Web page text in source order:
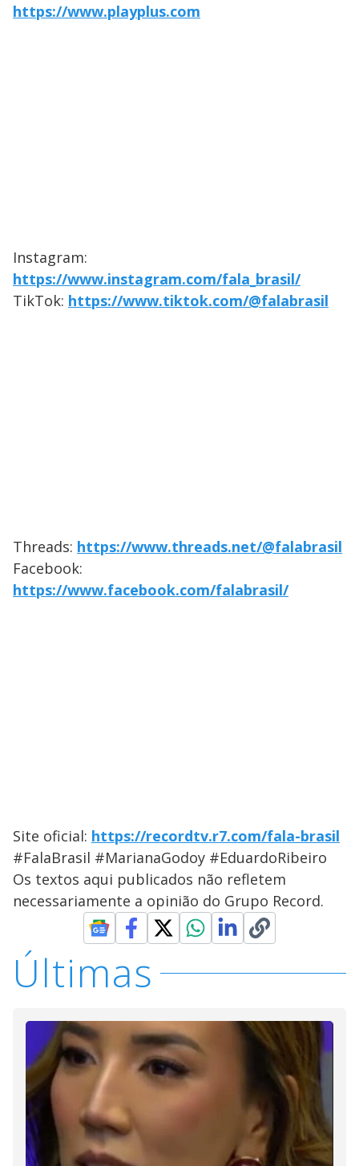
https://www.playplus.com
Instagram:
https://www.instagram.com/fala_brasil/
TikTok: https://www.tiktok.com/@falabrasil
Threads: https://www.threads.net/@falabrasil
Facebook:
https://www.facebook.com/falabrasil/
Site oficial: https://recordtv.r7.com/fala-brasil
#FalaBrasil #MarianaGodoy #EduardoRibeiro
Os textos aqui publicados não refletem
necessariamente a opinião do Grupo Record.
Últimas